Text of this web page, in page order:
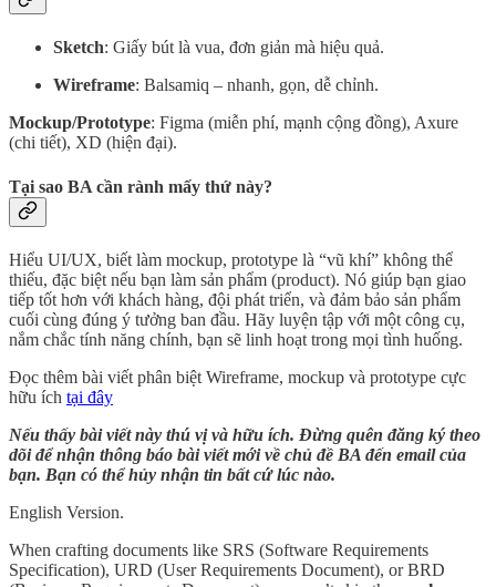
Sketch: Giấy bút là vua, đơn giản mà hiệu quả.
Wireframe: Balsamiq – nhanh, gọn, dễ chỉnh.
Mockup/Prototype: Figma (miễn phí, mạnh cộng đồng), Axure
(chi tiết), XD (hiện đại).
Tại sao BA cần rành mấy thứ này?
Hiểu UI/UX, biết làm mockup, prototype là “vũ khí” không thể
thiếu, đặc biệt nếu bạn làm sản phẩm (product). Nó giúp bạn giao
tiếp tốt hơn với khách hàng, đội phát triển, và đảm bảo sản phẩm
cuối cùng đúng ý tưởng ban đầu. Hãy luyện tập với một công cụ,
nắm chắc tính năng chính, bạn sẽ linh hoạt trong mọi tình huống.
Đọc thêm bài viết phân biệt Wireframe, mockup và prototype cực
hữu ích tại đây
Nếu thấy bài viết này thú vị và hữu ích. Đừng quên đăng ký theo
dõi để nhận thông báo bài viết mới về chủ đề BA đến email của
bạn. Bạn có thể hủy nhận tin bất cứ lúc nào.
English Version.
When crafting documents like SRS (Software Requirements
Specification), URD (User Requirements Document), or BRD